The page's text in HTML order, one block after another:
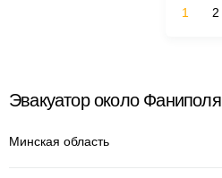
1 2
Эвакуатор около Фаниполя
Минская область